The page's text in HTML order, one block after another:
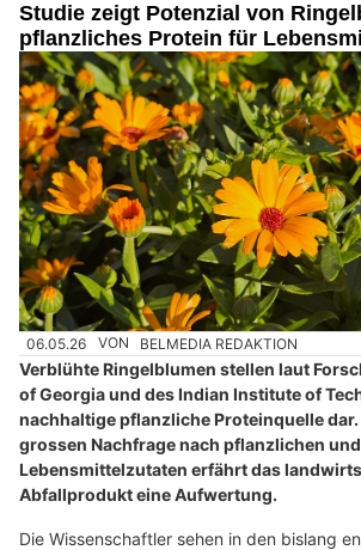
Studie zeigt Potenzial von
pflanzliches Protein für
06.05.26 VON BELMEDIA REDAKTION
Verblühte Ringelblumen stellen laut
of Georgia und des Indian Institute of
nachhaltige pflanzliche Proteinquelle
grossen Nachfrage nach pflanzlichen
Lebensmittelzutaten erfährt das
Abfallprodukt eine Aufwertung.
Die Wissenschaftler sehen in den bislang